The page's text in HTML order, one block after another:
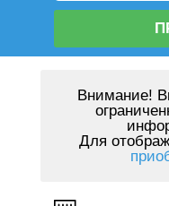
Внимание!
Для